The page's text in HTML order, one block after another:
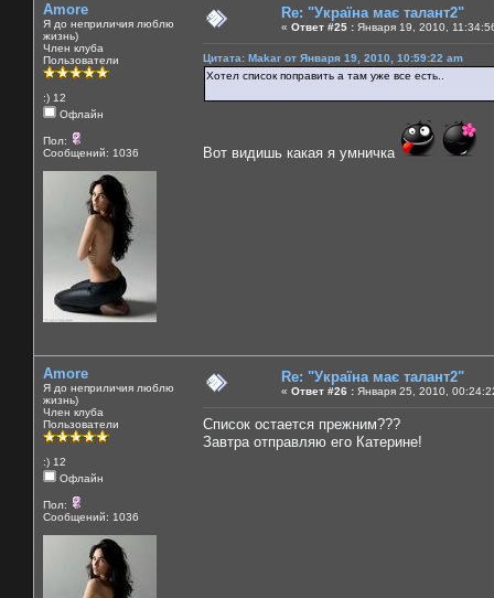
Amore
Я до неприличия люблю
жизнь)
Член клуба
Пользователи
:) 12
Офлайн
Пол:
Сообщений: 1036
Re: "Україна має талант2"
« Ответ #25 : Января 19, 2010,
Цитата: Makar от Января 19, 2010, 10:59:22 am
Хотел список поправить а там уже все есть..
Вот видишь какая я умничка
Amore
Я до неприличия люблю
жизнь)
Член клуба
Пользователи
:) 12
Офлайн
Пол:
Сообщений: 1036
Re: "Україна має талант2"
« Ответ #26 : Января 25, 2010,
Список остается прежним???
Завтра отправляю его Катерине!